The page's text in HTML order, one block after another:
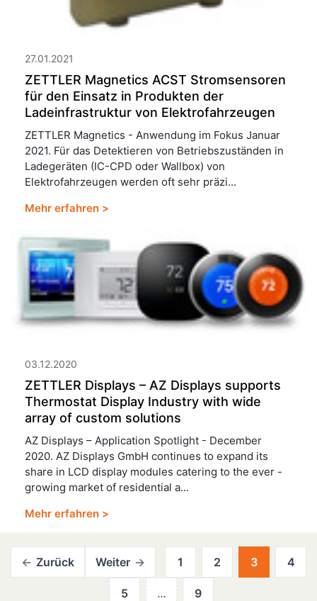
27.01.2021
ZETTLER Magnetics ACST Stromsensoren
für den Einsatz in Produkten der
Ladeinfrastruktur von Elektrofahrzeugen
ZETTLER Magnetics - Anwendung im Fokus Januar
2021. Für das Detektieren von Betriebszuständen in
Ladegeräten (IC-CPD oder Wallbox) von
Elektrofahrzeugen werden oft sehr präzi...
Mehr erfahren >
03.12.2020
ZETTLER Displays – AZ Displays supports
Thermostat Display Industry with wide
array of custom solutions
AZ Displays – Application Spotlight - December
2020. AZ Displays GmbH continues to expand its
share in LCD display modules catering to the ever -
growing market of residential a...
Mehr erfahren >
Zurück 1 2 3 4
5 … 9
Weiter